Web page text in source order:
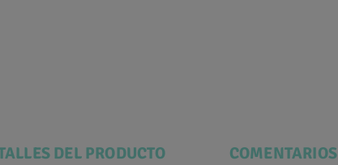
DEL PRODUCTO COMENTARIOS